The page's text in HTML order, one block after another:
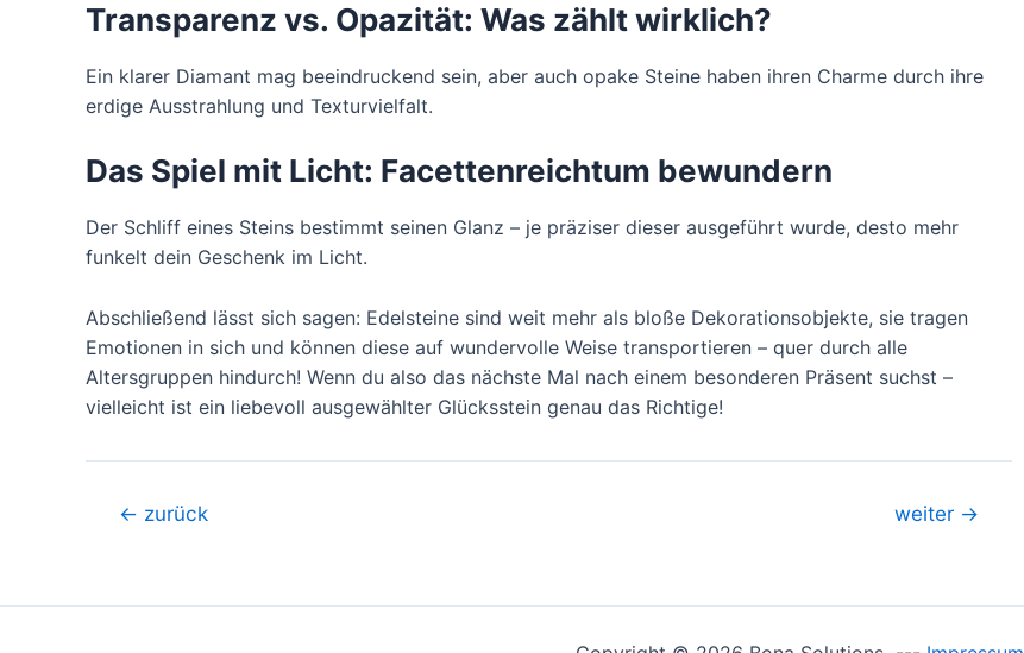
Transparenz vs. Opazität: Was zählt wirklich?
Ein klarer Diamant mag beeindruckend sein, aber auch opake Steine haben ihren Charme durch ihre
erdige Ausstrahlung und Texturvielfalt.
Das Spiel mit Licht: Facettenreichtum bewundern
Der Schliff eines Steins bestimmt seinen Glanz – je präziser dieser ausgeführt wurde, desto mehr
funkelt dein Geschenk im Licht.
Abschließend lässt sich sagen: Edelsteine sind weit mehr als bloße Dekorationsobjekte, sie tragen
Emotionen in sich und können diese auf wundervolle Weise transportieren – quer durch alle
Altersgruppen hindurch! Wenn du also das nächste Mal nach einem besonderen Präsent suchst –
vielleicht ist ein liebevoll ausgewählter Glücksstein genau das Richtige!
Beitragsnavigation
← zurück weiter →